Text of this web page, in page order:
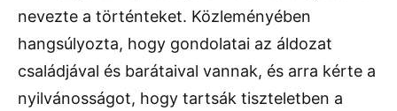
nevezte a történteket. Közleményében
hangsúlyozta, hogy gondolatai az áldozat
családjával és barátaival vannak, és arra kérte a
nyilvánosságot, hogy tartsák tiszteletben a